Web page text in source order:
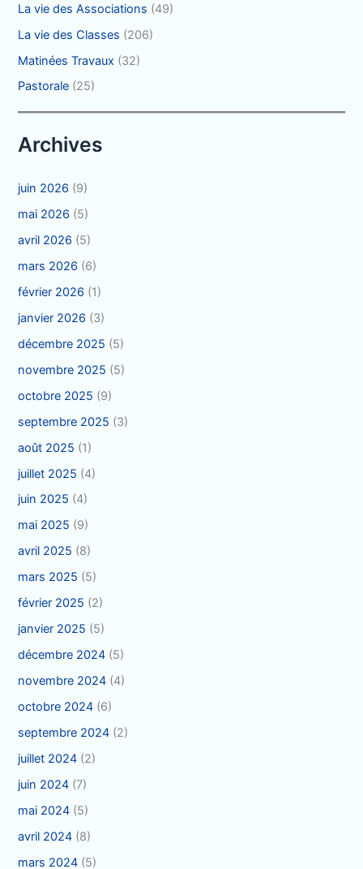
La vie des Associations (49)
La vie des Classes (206)
Matinées Travaux (32)
Pastorale (25)
Archives
juin 2026 (9)
mai 2026 (5)
avril 2026 (5)
mars 2026 (6)
février 2026 (1)
janvier 2026 (3)
décembre 2025 (5)
novembre 2025 (5)
octobre 2025 (9)
septembre 2025 (3)
août 2025 (1)
juillet 2025 (4)
juin 2025 (4)
mai 2025 (9)
avril 2025 (8)
mars 2025 (5)
février 2025 (2)
janvier 2025 (5)
décembre 2024 (5)
novembre 2024 (4)
octobre 2024 (6)
septembre 2024 (2)
juillet 2024 (2)
juin 2024 (7)
mai 2024 (5)
avril 2024 (8)
mars 2024 (5)